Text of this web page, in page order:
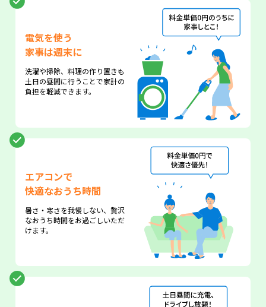
電気を使う
家事は週末に
洗濯や掃除、料理の作り置きも
土日の昼間に行うことで家計の
負担を軽減できます。
エアコンで
快適なおうち時間
暑さ・寒さを我慢しない、贅沢
なおうち時間をお過ごしいただ
けます。